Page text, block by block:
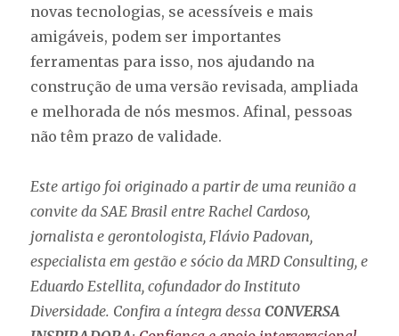
novas tecnologias, se acessíveis e mais
amigáveis, podem ser importantes
ferramentas para isso, nos ajudando na
construção de uma versão revisada, ampliada
e melhorada de nós mesmos. Afinal, pessoas
não têm prazo de validade.
Este artigo foi originado a partir de uma reunião a
convite da SAE Brasil entre Rachel Cardoso,
jornalista e gerontologista, Flávio Padovan,
especialista em gestão e sócio da MRD Consulting, e
Eduardo Estellita, cofundador do Instituto
Diversidade. Confira a íntegra dessa CONVERSA